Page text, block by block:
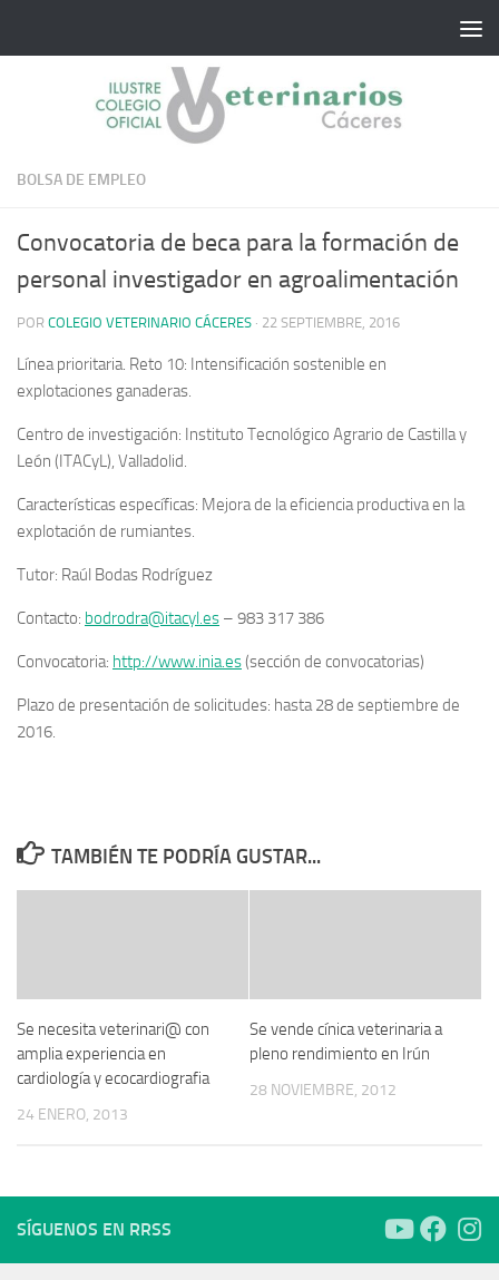
BOLSA DE EMPLEO
Convocatoria de beca para la formación de
personal investigador en agroalimentación
POR COLEGIO VETERINARIO CÁCERES · 22 SEPTIEMBRE, 2016
Línea prioritaria . Reto 10: Intensificación sostenible en
explotaciones ganaderas.
Centro de investigación: Instituto Tecnológico Agrario de Castilla y
León (ITACyL ), Valladolid.
Características específicas: Mejora de la eficiencia productiva en la
explotación de rumiantes
Tutor: Raúl Bodas Rodríguez
Contacto: bodrodra@itacyl.es – 983 317 386
Convocatoria: http://www.inia.es(sección de convocatorias)
Plazo de presentación de solicitudes: hasta 28 de septiembre de
2016.
TAMBIÉN TE PODRÍA GUSTAR...
Se necesita veterinari@ con
amplia experiencia en
cardiología y ecocardiografia
24 ENERO, 2013
Se vende cínica veterinaria a
pleno rendimiento en Irún
28 NOVIEMBRE, 2012
SÍGUENOS EN RRSS